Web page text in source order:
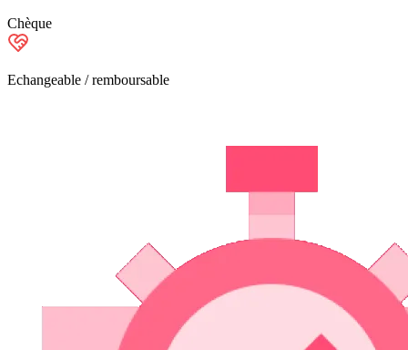
Chèque
Echangeable / remboursable